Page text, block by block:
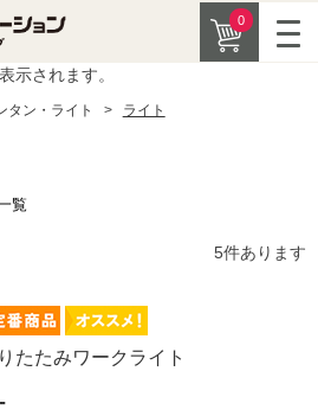
0
示されます。
タン・ライト > ライト
覧
5件あります
たたみワークライト